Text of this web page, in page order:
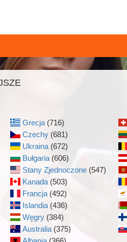
Grecja (716)
Czechy (681)
Ukraina (672)
Bułgaria (606)
Stany Zjednoczone (547)
Kanada (503)
Francja (492)
Islandia (436)
Węgry (384)
Australia (375)